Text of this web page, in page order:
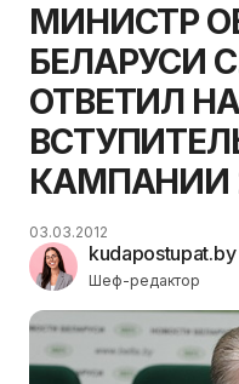
МИНИСТР
БЕЛАРУСИ
ОТВЕТИЛ
КАМПАНИИ
kudapostupat.by
Шеф-редактор
03.03.2012